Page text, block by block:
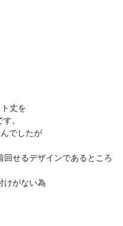
丈を
。
でしたが
せるデザインであるところ
けがない為